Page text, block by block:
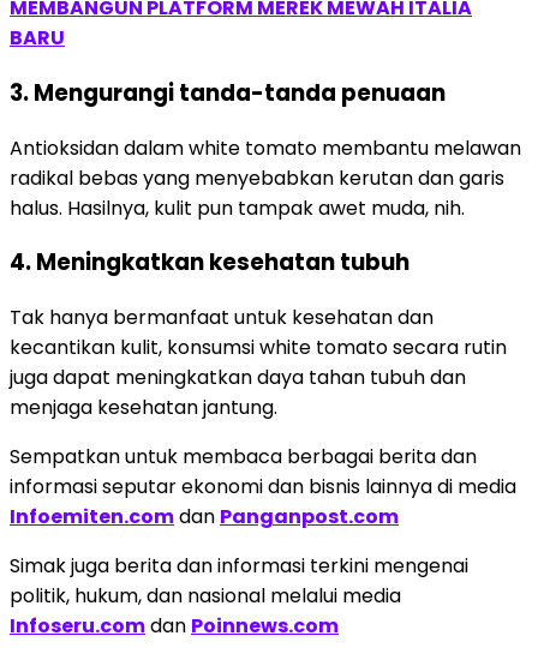
MEMBANGUN PLATFORM MEREK MEWAH ITALIA
BARU
3. Mengurangi tanda-tanda penuaan
Antioksidan dalam white tomato membantu melawan
radikal bebas yang menyebabkan kerutan dan garis
halus. Hasilnya, kulit pun tampak awet muda, nih.
4. Meningkatkan kesehatan tubuh
Tak hanya bermanfaat untuk kesehatan dan
kecantikan kulit, konsumsi white tomato secara rutin
juga dapat meningkatkan daya tahan tubuh dan
menjaga kesehatan jantung.
Sempatkan untuk membaca berbagai berita dan
informasi seputar ekonomi dan bisnis lainnya di media
Infoemiten.comdan Panganpost.com
Simak juga berita dan informasi terkini mengenai
politik, hukum, dan nasional melalui media
Infoseru.comdan Poinnews.com